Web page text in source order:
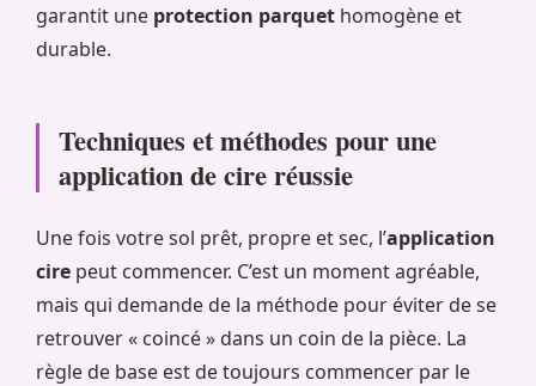
garantit une protection parquet homogène et
durable.
Techniques et méthodes pour une
application de cire réussie
Une fois votre sol prêt, propre et sec, l’application
cire peut commencer. C’est un moment agréable,
mais qui demande de la méthode pour éviter de se
retrouver « coincé » dans un coin de la pièce. La
règle de base est de toujours commencer par le